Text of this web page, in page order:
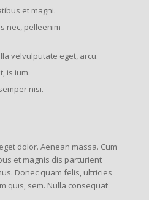
et magni.
nec, pelleenim
velvulputate eget, arcu.
is ium.
nisi.
dolor. Aenean massa. Cum
et magnis dis parturient
Donec quam felis, ultricies
quis, sem. Nulla consequat